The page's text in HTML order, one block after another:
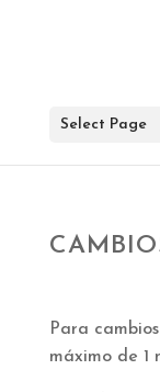
Select Page
Para
máximo de 1